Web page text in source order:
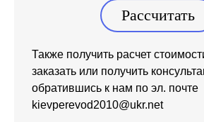
Рассчитать
Также получить расчет
заказать или получить
обратившись к нам по эл. почте
kievperevod2010@ukr.net